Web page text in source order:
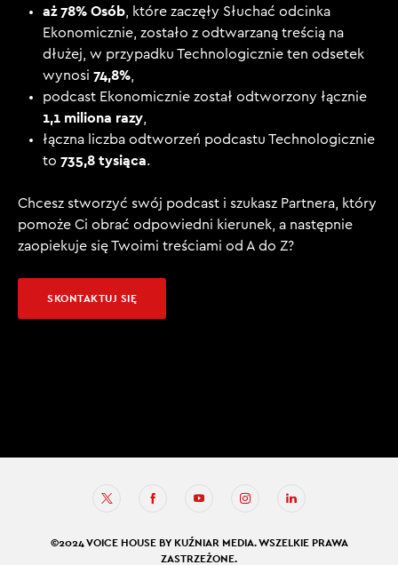
aż 78% Osób , które zaczęły Słuchać odcinka
Ekonomicznie, zostało z odtwarzaną treścią na
dłużej, w przypadku Technologicznie ten odsetek
wynosi 74,8%
podcast Ekonomicznie został odtworzony łącznie
1,1 miliona razy
łączna liczba odtworzeń podcastu Technologicznie
to 735,8 tysiąca.
Chcesz stworzyć swój podcast i szukasz Partnera, który
pomoże Ci obrać odpowiedni kierunek, a następnie
zaopiekuje się Twoimi treściami od A do Z?
SKONTAKTUJ SIĘ
©2024 VOICE HOUSE BY KUŹNIAR MEDIA. WSZELKIE PRAWA
ZASTRZEŻONE.